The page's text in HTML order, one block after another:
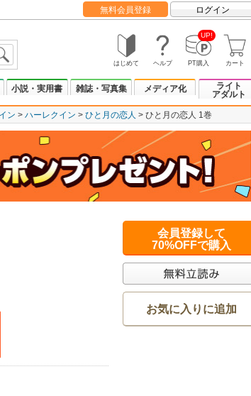
無料会員登録 ログイン
はじめて ヘルプ
UP!
PT購入 カート
小説・実用書 雑誌・写真集 メディア化
ライト
アダルト
ン ハーレクイン ひと月の恋人 ひと月の恋人 1巻
会員登録して
70%OFFで購入
お気に入りに追加